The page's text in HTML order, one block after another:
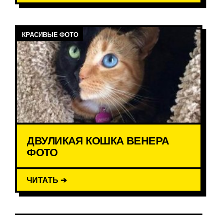
КРАСИВЫЕ ФОТО
ДВУЛИКАЯ КОШКА ВЕНЕРА
ФОТО
ЧИТАТЬ ➔